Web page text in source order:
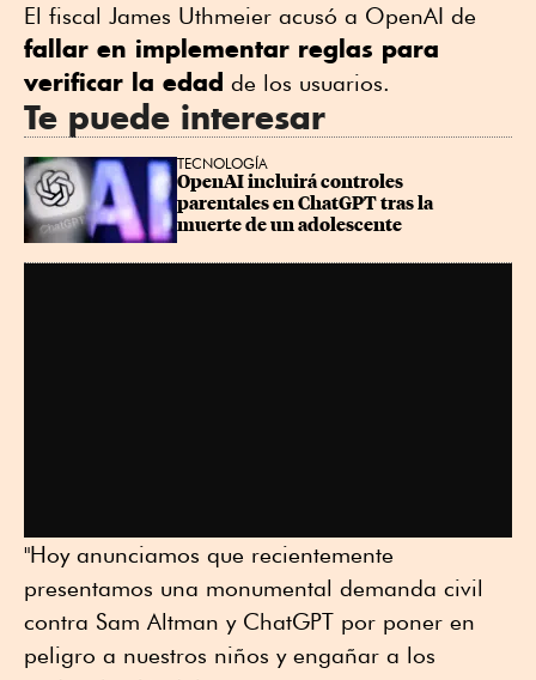
El fiscal James Uthmeier acusó a OpenAI de
fallar en implementar reglas para
verificar la edad de los usuarios.
Te puede interesar
TECNOLOGÍA
OpenAI incluirá controles
parentales en ChatGPT tras la
muerte de un adolescente
"Hoy anunciamos que recientemente
presentamos una monumental demanda civil
contra Sam Altman y ChatGPT por poner en
peligro a nuestros niños y engañar a los